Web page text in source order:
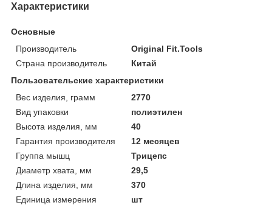
Характеристики
Основные
Производитель
Original Fit.Tools
Страна производитель
Китай
Пользовательские характеристики
Вес изделия, грамм
2770
Вид упаковки
полиэтилен
Высота изделия, мм
40
Гарантия производителя
12 месяцев
Группа мышц
Трицепс
Диаметр хвата, мм
29,5
Длина изделия, мм
370
Единица измерения
шт